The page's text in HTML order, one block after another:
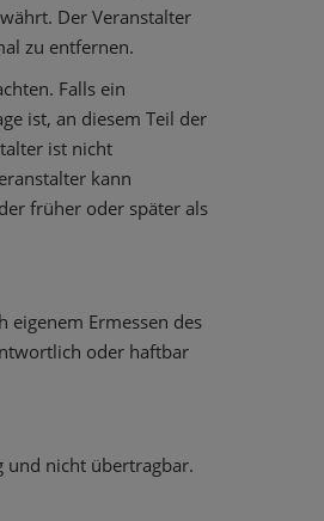
Der Veranstalter
zu entfernen.
Falls ein
ist, an diesem Teil der
ist nicht
kann
früher oder später als
eigenem Ermessen des
oder haftbar
und nicht übertragbar.